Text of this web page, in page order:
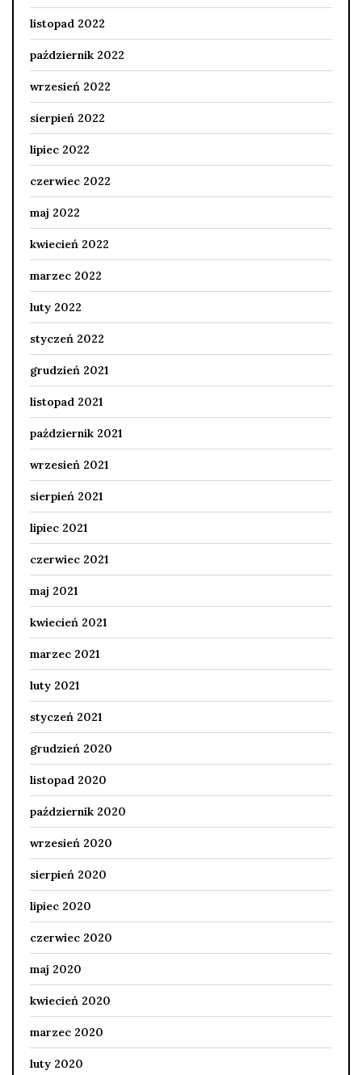
listopad 2022
październik 2022
wrzesień 2022
sierpień 2022
lipiec 2022
czerwiec 2022
maj 2022
kwiecień 2022
marzec 2022
luty 2022
styczeń 2022
grudzień 2021
listopad 2021
październik 2021
wrzesień 2021
sierpień 2021
lipiec 2021
czerwiec 2021
maj 2021
kwiecień 2021
marzec 2021
luty 2021
styczeń 2021
grudzień 2020
listopad 2020
październik 2020
wrzesień 2020
sierpień 2020
lipiec 2020
czerwiec 2020
maj 2020
kwiecień 2020
marzec 2020
luty 2020